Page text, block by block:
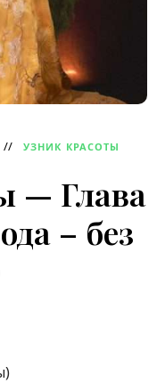
УЗНИК КРАСОТЫ
— Глава
– без